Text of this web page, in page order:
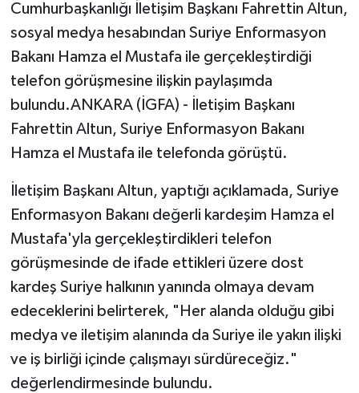
Cumhurbaşkanlığı İletişim Başkanı Fahrettin Altun,
sosyal medya hesabından Suriye Enformasyon
Bakanı Hamza el Mustafa ile gerçekleştirdiği
telefon görüşmesine ilişkin paylaşımda
bulundu.ANKARA (İGFA) - İletişim Başkanı
Fahrettin Altun, Suriye Enformasyon Bakanı
Hamza el Mustafa ile telefonda görüştü.
İletişim Başkanı Altun, yaptığı açıklamada, Suriye
Enformasyon Bakanı değerli kardeşim Hamza el
Mustafa'yla gerçekleştirdikleri telefon
görüşmesinde de ifade ettikleri üzere dost
kardeş Suriye halkının yanında olmaya devam
edeceklerini belirterek, "Her alanda olduğu gibi
medya ve iletişim alanında da Suriye ile yakın ilişki
ve iş birliği içinde çalışmayı sürdüreceğiz."
değerlendirmesinde bulundu.
SAĞLIK
Spor
Tarihi Yapılarımız
Teknoloji
Türkiye
İletişim
Künye